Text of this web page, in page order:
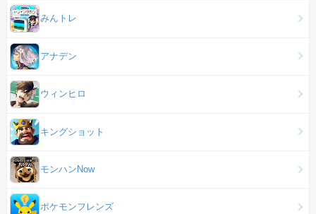
みんトレ
アナデン
ウィンヒロ
キングショット
モンハンNow
ポケモンフレンズ